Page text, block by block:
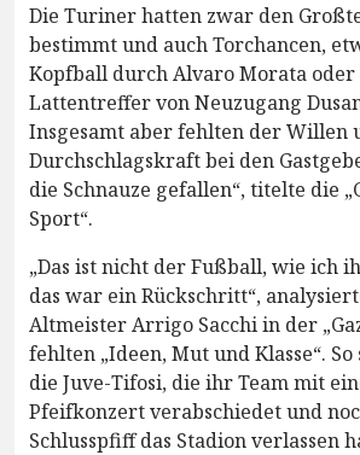
Die Turiner hatten zwar den
bestimmt und auch Torchancen,
Kopfball durch Alvaro Morata oder
Lattentreffer von Neuzugang
Insgesamt aber fehlten der Willen
Durchschlagskraft bei den
die Schnauze gefallen“, titelte die
Sport“.
„Das ist nicht der Fußball, wie ich
das war ein Rückschritt“,
Altmeister Arrigo Sacchi in der
fehlten „Ideen, Mut und Klasse“. So
die Juve-Tifosi, die ihr Team mit
Pfeifkonzert verabschiedet und
Schlusspfiff das Stadion verlassen